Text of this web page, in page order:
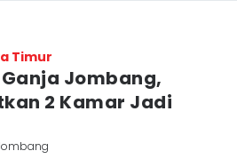
Timur
Jombang,
2 Kamar Jadi